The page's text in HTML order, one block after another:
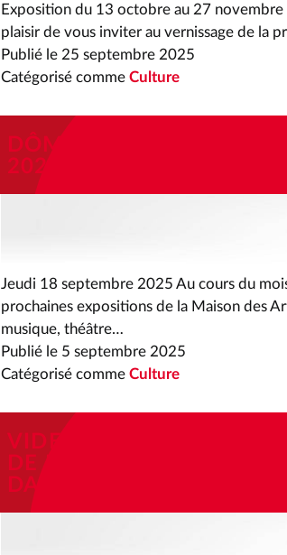
Exposition du 13 octobre au 27 novembre
plaisir de vous inviter au vernissage de la
Publié le 25 septembre 2025
Catégorisé comme Culture
DÔME THEÂTRE SAISON
2025/2026
Jeudi 18 septembre 2025 Au cours du
prochaines expositions de la Maison des
musique, théâtre…
Publié le 5 septembre 2025
Catégorisé comme Culture
VIDEO DÉCOUVREZ
DE MUSIQUE, THÉÂTRE
DANSE